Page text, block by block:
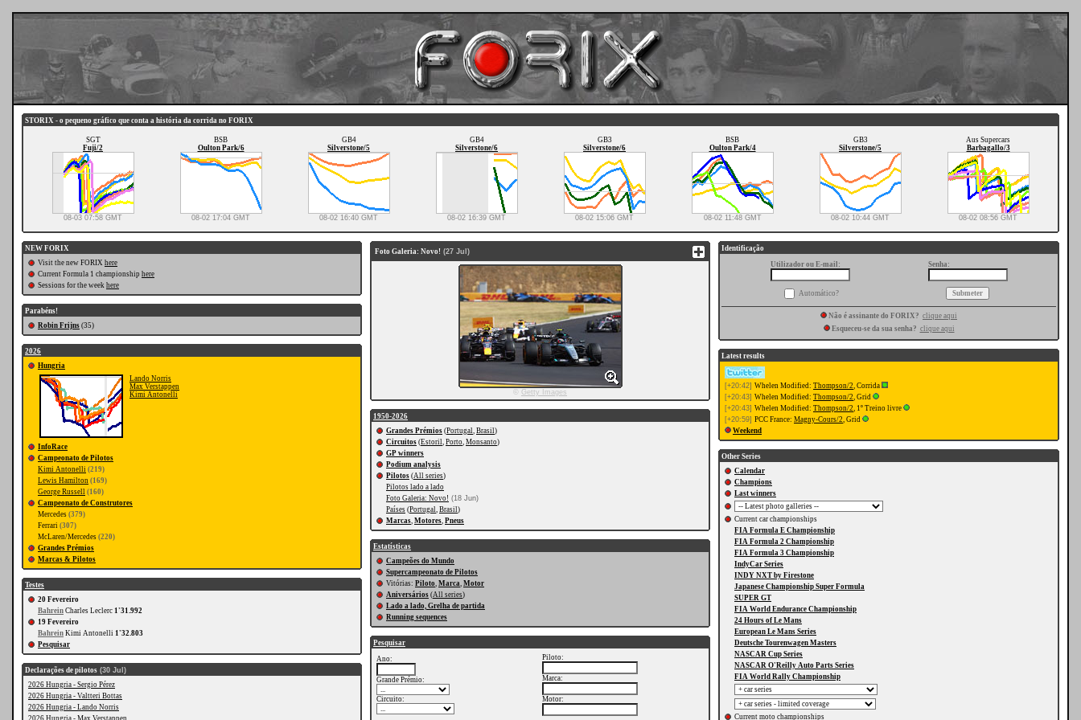
STORIX - o pequeno gráfico que conta a história da corrida no FORIX
SGT
Fuji/2
08-03 07:58 GMT
BSB
Oulton Park/6
08-02 17:04 GMT
GB4
Silverstone/5
08-02 16:40 GMT
GB4
Silverstone/6
08-02 16:39 GMT
GB3
Silverstone/6
08-02 15:06 GMT
BSB
Oulton Park/4
08-02 11:48 GMT
GB3
Silverstone/5
08-02 10:44 GMT
Aus Supercars
Barbagallo/3
08-02 08:56 GMT
NEW FORIX
Visit the new FORIX here
Current Formula 1 championship here
Sessions for the week here
Parabéns!
Robin Frijns (35)
2026
Hungria
Lando Norris
Max Verstappen
Kimi Antonelli
InfoRace
Campeonato de Pilotos
Kimi Antonelli (219)
Lewis Hamilton (169)
George Russell (160)
Campeonato de Construtores
Mercedes (379)
Ferrari (307)
McLaren/Mercedes (220)
Grandes Prémios
Marcas & Pilotos
Testes
20 Fevereiro
Bahrein Charles Leclerc 1'31.992
19 Fevereiro
Bahrein Kimi Antonelli 1'32.803
Pesquisar
Declarações de pilotos (30 Jul)
2026 Hungria - Sergio Pérez
2026 Hungria - Valtteri Bottas
2026 Hungria - Lando Norris
2026 Hungria - Max Verstappen
Foto Galeria: Novo! (27 Jul)
© Getty Images
1950-2026
Grandes Prémios (Portugal, Brasil)
Circuitos (Estoril, Porto, Monsanto)
GP winners
Podium analysis
Pilotos (All series)
Pilotos lado a lado
Foto Galeria: Novo! (18 Jun)
Países (Portugal, Brasil)
Marcas, Motores, Pneus
Estatísticas
Campeões do Mundo
Supercampeonato de Pilotos
Vitórias: Piloto, Marca, Motor
Aniversários (All series)
Lado a lado, Grelha de partida
Running sequences
Pesquisar
Ano:
Grande Prémio:
Circuito:
Piloto:
Marca:
Motor:
Identificação
Utilizador ou E-mail:
Senha:
Automático?
Não é assinante do FORIX? clique aqui
Esqueceu-se da sua senha? clique aqui
Latest results
[+20:42] Whelen Modified: Thompson/2, Corrida
[+20:43] Whelen Modified: Thompson/2, Grid
[+20:43] Whelen Modified: Thompson/2, 1º Treino livre
[+20:59] PCC France: Magny-Cours/2, Grid
Weekend
Other Series
Calendar
Champions
Last winners
Current car championships
FIA Formula E Championship
FIA Formula 2 Championship
FIA Formula 3 Championship
IndyCar Series
INDY NXT by Firestone
Japanese Championship Super Formula
SUPER GT
FIA World Endurance Championship
24 Hours of Le Mans
European Le Mans Series
Deutsche Tourenwagen Masters
NASCAR Cup Series
NASCAR O'Reilly Auto Parts Series
FIA World Rally Championship
Current moto championships